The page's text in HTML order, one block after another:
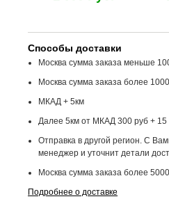
Способы доставки
Москва сумма заказа меньше
Москва сумма заказа более
МКАД + 5км
Далее 5км от МКАД 300 руб + 15
Отправка в другой регион. С
менеджер и уточнит детали
Москва сумма заказа более
Подробнее о доставке